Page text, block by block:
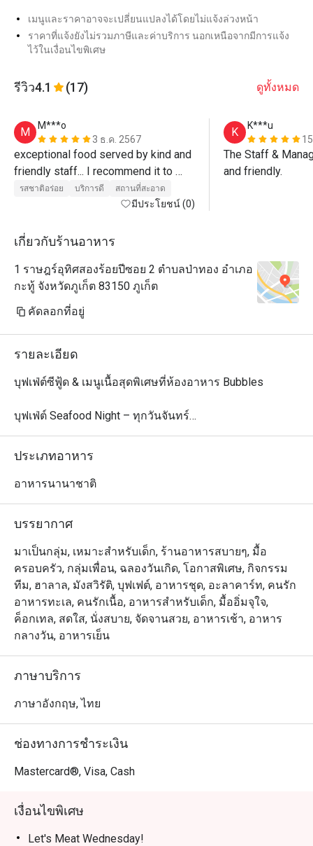
เมนูและราคาอาจจะเปลี่ยนแปลงได้โดยไม่แจ้งล่วงหน้า
ราคาที่แจ้งยังไม่รวมภาษีและค่าบริการ นอกเหนือจากมีการแจ้ง
ไว้ในเงื่อนไขพิเศษ
รีวิว4.1 (17) ดูทั้งหมด
M
M***o
3 ธ.ค. 2567
exceptional food served by kind and
friendly staff... I recommend it to
everyone for the high quality of
food”...Congratulations
รสชาติอร่อย บริการดี สถานที่สะอาด
มีประโยชน์ (0)
K
K***u
The Staff &
and friendly.
เกี่ยวกับร้านอาหาร
1 ราษฎร์อุทิศสองร้อยปีซอย 2 ตำบลป่าทอง อำเภอ
กะทู้ จังหวัดภูเก็ต 83150 ภูเก็ต
คัดลอกที่อยู่
รายละเอียด
บุฟเฟ่ต์ซีฟู้ด & เมนูเนื้อสุดพิเศษที่ห้องอาหาร Bubbles
บุฟเฟ่ต์ Seafood Night – ทุกวันจันทร์
ดื่มด่ำกับความสดใหม่ของซีฟู้ดท้องถิ่นทุกวันจันทร์ เวลา
18:00 – 22:00 เพลิดเพลินกับกุ้งแม่น้ำ ปูทะเล ปลา และ
เลิศ ปิดท้ายด้วยขนมหวานสุดพิเศษ ทั้งขนมไทยดั้งเดิม ข้าว
Let's Meat Wednesday – ทุกวันพุธ
เชิญชวนคนรักเนื้อทุกท่านมาสัมผัสบุฟเฟ่ต์อบอุ่นใจ ด้วยเนื้อ
วัวพรีเมียมจากออสเตรเลียย่างอย่างพิถีพิถัน ซีฟู้ดออนไอซ์
เมนูอินเดียรสจัดจ้าน และซูชิ & ซาชิมิสดใหม่ ทั้งหมดเพียง
890 บาท ร่วมแชร์ประสบการณ์มื้อค่ำสุดพิเศษกับครอบครัว
เวลา: 18:00 – 22:00 | ราคา: 890 บาทสุทธิ/ท่าน
เด็กอายุ 4–12 ปี: ลด 50% | เด็กอายุต่ำกว่า 4 ปี: ฟรี
ยกระดับสุดสัปดาห์ของคุณกับบุฟเฟ่ต์ซีฟู้ดสุดยิ่งใหญ่ ไฮไลท์
รวมถึงถาดซีฟู้ดออนไอซ์ เช่น กั้งล็อบสเตอร์ หอยนางรม นำ
เข้าฝรั่งเศส กุ้งแม่น้ำ และซาชิมิญี่ปุ่น พร้อมสลัด ซุป และ
ให้ลิ้มลอง
เวลา: 18:00 – 22:00 | ราคา: 1,390 บาทสุทธิ/ท่าน
เด็กอายุ 4–12 ปี: ลด 50% | เด็กอายุต่ำกว่า 4 ปี: ฟรี
ประเภทอาหาร
อาหารนานาชาติ
บรรยากาศ
มาเป็นกลุ่ม, เหมาะสำหรับเด็ก, ร้านอาหารสบายๆ, มื้อ
ครอบครัว, กลุ่มเพื่อน, ฉลองวันเกิด, โอกาสพิเศษ, กิจกรรม
ทีม, ฮาลาล, มังสวิรัติ, บุฟเฟต์, อาหารชุด, อะลาคาร์ท, คนรัก
อาหารทะเล, คนรักเนื้อ, อาหารสำหรับเด็ก, มื้ออิ่มจุใจ,
ค็อกเทล, สดใส, นั่งสบาย, จัดจานสวย, อาหารเช้า, อาหาร
กลางวัน, อาหารเย็น
ภาษาบริการ
ภาษาอังกฤษ, ไทย
ช่องทางการชำระเงิน
Mastercard®, Visa, Cash
เงื่อนไขพิเศษ
Let's Meat Wednesday!